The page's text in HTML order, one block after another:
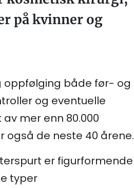
på kvinner og
oppfølging både før- og
og eventuelle
mer enn 80.000
de neste 40 årene.
er figurformende
typer